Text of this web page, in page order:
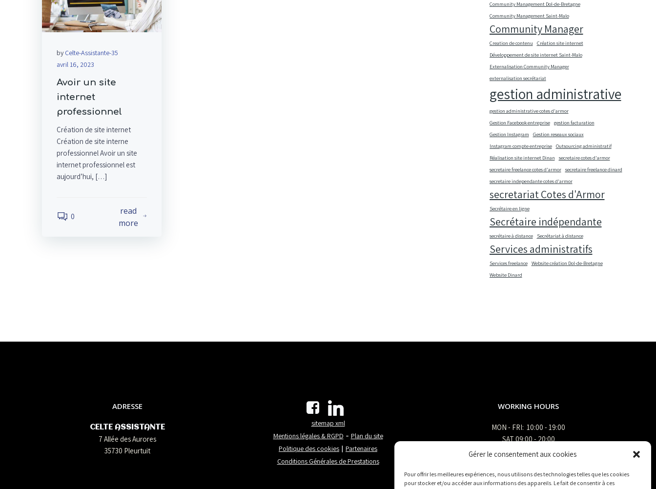
Gérer le consentement aux cookies
Pour offrir les meilleures expériences, nous utilisons des technologies telles que les cookies
pour stocker et/ou accéder aux informations des appareils. Le fait de consentir à ces
by Celte-Assistante-35
avril 16, 2023
Avoir un site
internet
professionnel
Création de site internet
Création de site interne
professionnel Avoir un site
internet professionnel est
aujourd’hui, […]
0
read
more
Community Management Dol-de-Bretagne
Community Management Saint-Malo
Community Manager
Creation de contenu
Création site internet
Développement de site internet Saint-Malo
Externalisation Community Manager
externalisation secrétariat
gestion administrative
gestion administrative cotes d'armor
Gestion Facebook entreprise
gestion facturation
Gestion Instagram
Gestion reseaux sociaux
Instagram compte entreprise
Outsourcing administratif
Réalisation site internet Dinan
secretaire cotes d'armor
secretaire freelance cotes d'armor
secretaire freelance dinard
secretaire independante cotes d'armor
secretariat Cotes d'Armor
Secrétaire en ligne
Secrétaire indépendante
secrétaire à distance Secrétariat à distance
Services administratifs
Services freelance
Website création Dol-de-Bretagne
Website Dinard
ADRESSE
CELTE ASSISTANTE
7 Allée des Aurores
35730 Pleurtuit
sitemap xml
Mentions légales & RGPD - Plan du site
Politique des cookies
Partenaires
Conditions Générales de Prestations
WORKING HOURS
MON - FRI: 10:00 - 19:00
SAT 09:00 - 20:00
SUN closed